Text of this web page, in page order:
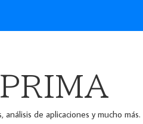
de aplicaciones y mucho más.